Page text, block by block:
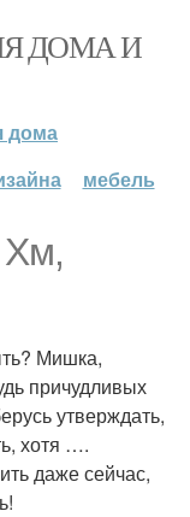
ДОМА И
дома
мебель
Хм,
Мишка,
причудливых
утверждать,
хотя ….
даже сейчас,